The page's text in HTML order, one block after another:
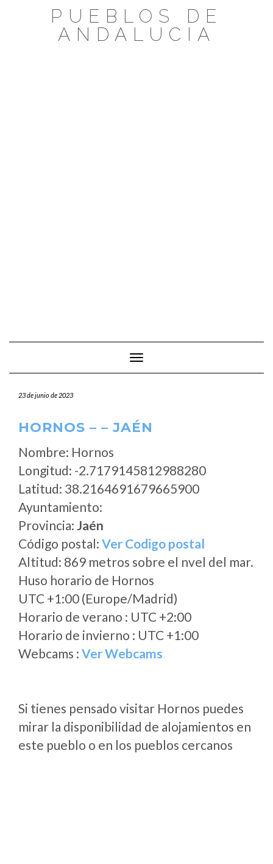
PUEBLOS DE
ANDALUCIA
Cambiar modo de navegación
23 de junio de 2023
HORNOS – – JAÉN
Nombre: Hornos
Longitud: -2.7179145812988280
Latitud: 38.2164691679665900
Ayuntamiento:
Provincia: Jaén
Código postal: Ver Codigo postal
Altitud: 869 metros sobre el nvel del mar.
Huso horario de Hornos
UTC +1:00 (Europe/Madrid)
Horario de verano : UTC +2:00
Horario de invierno : UTC +1:00
Webcams : Ver Webcams
Si tienes pensado visitar Hornos puedes
mirar la disponibilidad de alojamientos en
este pueblo o en los pueblos cercanos